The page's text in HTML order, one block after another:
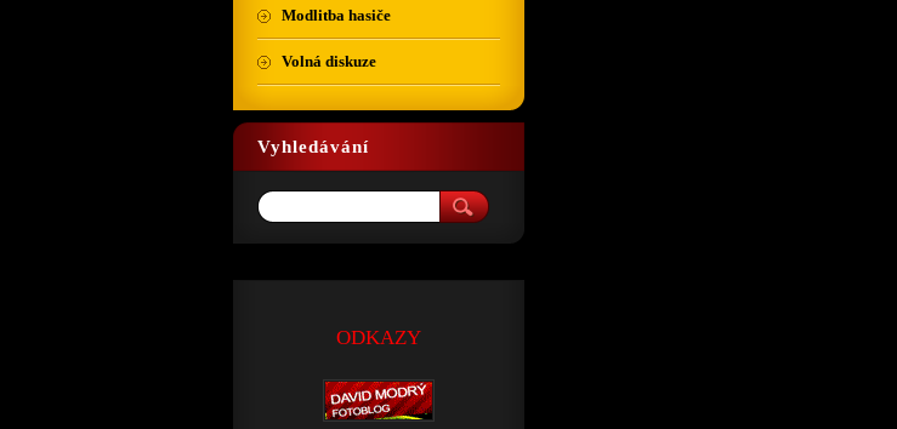
Modlitba hasiče
Volná diskuze
Vyhledávání
ODKAZY